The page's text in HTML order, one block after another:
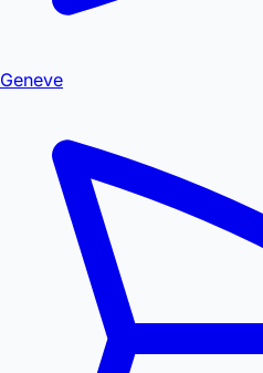
Geneve